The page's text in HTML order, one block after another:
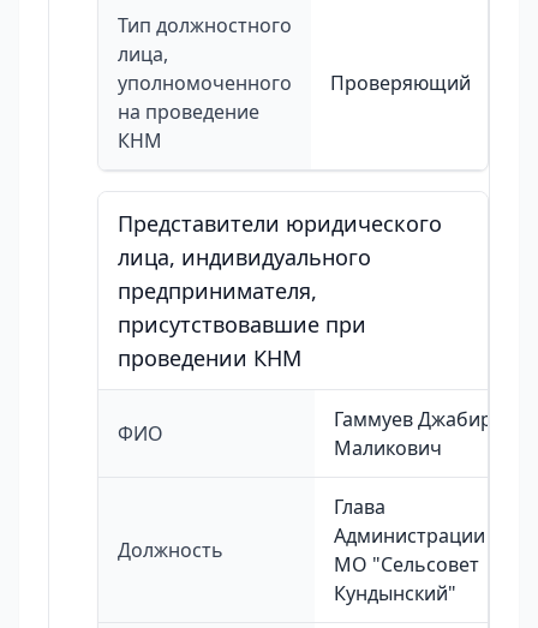
Тип должностного
лица,
уполномоченного
на проведение
КНМ
Проверяющий
Представители юридического
лица, индивидуального
предпринимателя,
присутствовавшие при
проведении КНМ
ФИО
Гаммуев Джабир
Маликович
Должность
Глава
Администрации
МО "Сельсовет
Кундынский"